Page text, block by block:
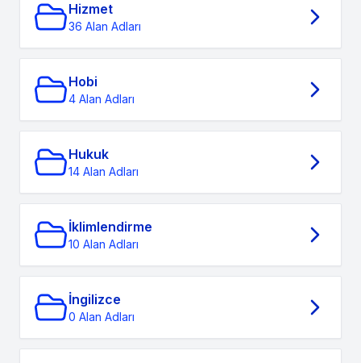
Hizmet
36 Alan Adları
Hobi
4 Alan Adları
Hukuk
14 Alan Adları
İklimlendirme
10 Alan Adları
İngilizce
0 Alan Adları